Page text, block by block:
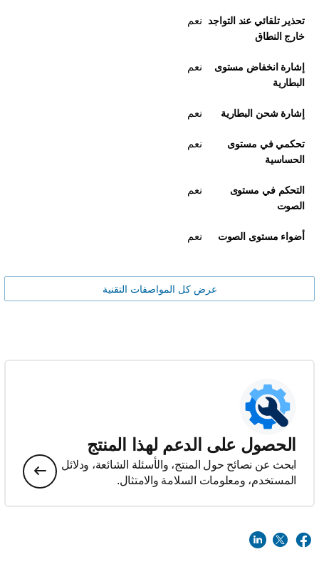
تحذير تلقائي عند التواجد
خارج النطاق
نعم
إشارة انخفاض مستوى
البطارية
نعم
إشارة شحن البطارية نعم
تحكمي في مستوى
الحساسية
نعم
التحكم في مستوى
الصوت
نعم
أضواء مستوى الصوت نعم
عرض كل المواصفات التقنية
الحصول على الدعم لهذا المنتج
ابحث عن نصائح حول المنتج، والأسئلة الشائعة، ودلائل
المستخدم، ومعلومات السلامة والامتثال.